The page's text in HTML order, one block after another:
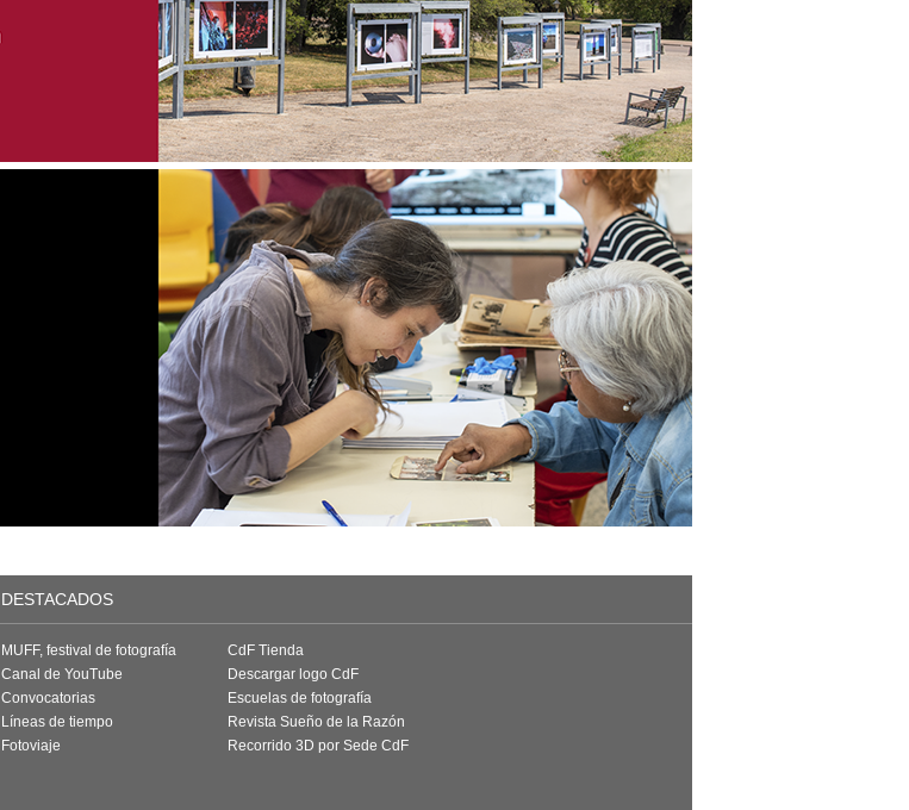
DESTACADOS
MUFF, festival de fotografía
Canal de YouTube
Convocatorias
Líneas de tiempo
Fotoviaje
CdF Tienda
Descargar logo CdF
Escuelas de fotografía
Revista Sueño de la Razón
Recorrido 3D por Sede CdF